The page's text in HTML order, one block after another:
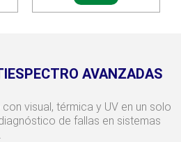
AVANZADAS
visual, térmica y UV en un solo
de fallas en sistemas